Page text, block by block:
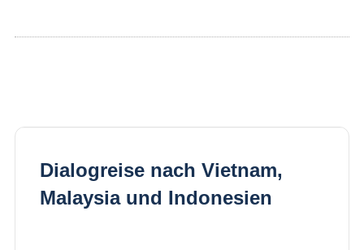
Dialogreise nach Vietnam,
Malaysia und Indonesien